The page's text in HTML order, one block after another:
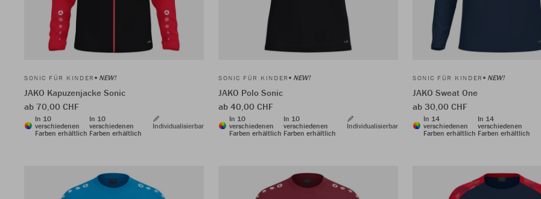
SONIC FÜR KINDER NEW!
JAKO Kapuzenjacke Sonic
ab 70,00 CHF
In 10
verschiedenen
Farben erhältlich
In 10
verschiedenen
Farben erhältlich
Individualisierbar
SONIC FÜR KINDER NEW!
JAKO Polo Sonic
ab 40,00 CHF
In 10
verschiedenen
Farben erhältlich
In 10
verschiedenen
Farben erhältlich
Individualisierbar
SONIC FÜR KINDER NEW!
JAKO Sweat One
ab 30,00 CHF
In 14
verschiedenen
Farben erhältlich
In 14
verschiedenen
Farben erhältlich